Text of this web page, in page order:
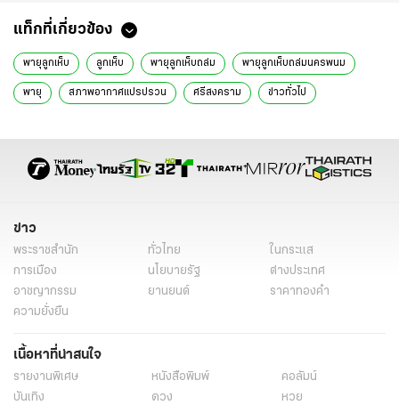
แท็กที่เกี่ยวข้อง
พายุลูกเห็บ ลูกเห็บ พายุลูกเห็บถล่ม พายุลูกเห็บถล่มนครพนม
พายุ สภาพอากาศแปรปรวน ศรีสงคราม ข่าวทั่วไป
ข่าว
พระราชสำนัก ทั่วไทย
ในกระแส
การเมือง
นโยบายรัฐ
ต่างประเทศ
อาชญากรรม
ยานยนต์
ราคาทองคำ
ความยั่งยืน
เนื้อหาที่น่าสนใจ
รายงานพิเศษ หนังสือพิมพ์
คอลัมน์
บันเทิง
ดวง
หวย